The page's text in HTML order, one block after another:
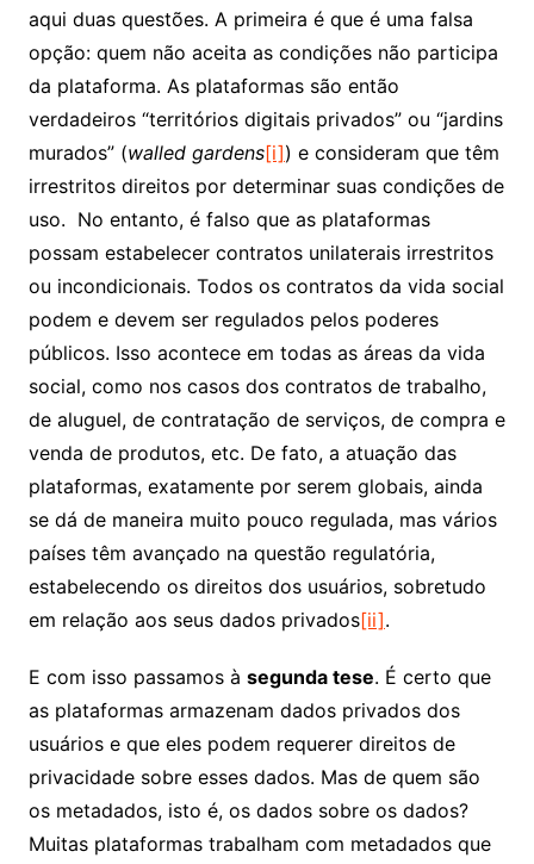
aqui duas questões. A primeira é que é uma falsa
opção: quem não aceita as condições não participa
da plataforma. As plataformas são então
verdadeiros “territórios digitais privados” ou “jardins
murados” (walled gardens[i]) e consideram que têm
irrestritos direitos por determinar suas condições de
uso. No entanto, é falso que as plataformas
possam estabelecer contratos unilaterais irrestritos
ou incondicionais. Todos os contratos da vida social
podem e devem ser regulados pelos poderes
públicos. Isso acontece em todas as áreas da vida
social, como nos casos dos contratos de trabalho,
de aluguel, de contratação de serviços, de compra e
venda de produtos, etc. De fato, a atuação das
plataformas, exatamente por serem globais, ainda
se dá de maneira muito pouco regulada, mas vários
países têm avançado na questão regulatória,
estabelecendo os direitos dos usuários, sobretudo
em relação aos seus dados privados[ii].
E com isso passamos à segunda tese. É certo que
as plataformas armazenam dados privados dos
usuários e que eles podem requerer direitos de
privacidade sobre esses dados. Mas de quem são
os metadados, isto é, os dados sobre os dados?
Muitas plataformas trabalham com metadados que